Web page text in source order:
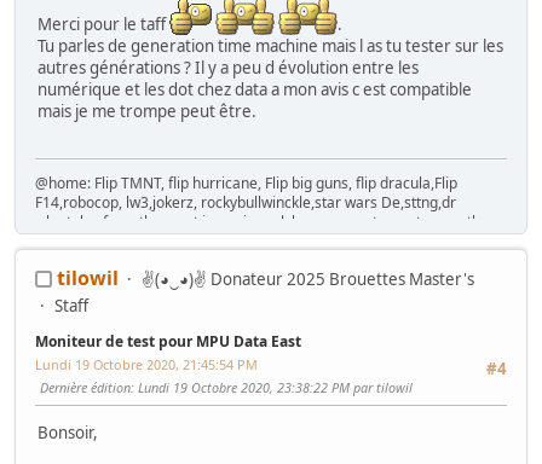
Hors Arcade :La construction de la GameRoom
(Donkey Kong Key Box)-Testeur TTL/CMOS Artisanal- Moniteur Test
MPU Data East
Merci pour le taff
.
Tu parles de generation time machine mais l as tu tester sur les
autres générations ? Il y a peu d évolution entre les
numérique et les dot chez data a mon avis c est compatible
mais je me trompe peut être.
@home: Flip TMNT, flip hurricane, Flip big guns, flip dracula,Flip
F14,robocop, lw3,jokerz, rockybullwinckle,star wars De,sttng,dr
who,tales from the crypt,jurassic park,laser war,gateway,tommy the
who,baby pacman./cab=Mortal kombat 2,hang on DX, time crisis,
command , cocktail "taito", cocktail space trek,cocktail
galaxian,cocktail DE deco,cocktail SI., twin sega rally, OUT RUN,cockpit
OT turbo, Virtua cop, Euro 40, astro city Blast city,mvs4u,namco
exceleena red,madonna,aerocityx2,sega city ,bandido et afterburner
dx;
tilowil
✌(◕‿◕)✌ Donateur 2025 Brouettes Master's
Staff
Moniteur de test pour MPU Data East
#4
Lundi 19 Octobre 2020, 21:45:54 PM
Dernière édition: Lundi 19 Octobre 2020, 23:38:22 PM par tilowil
Bonsoir,